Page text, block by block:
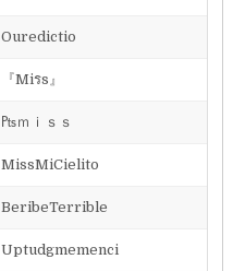
Ouredictio
『Miรs』
₧ｍｉｓｓ
MissMiCielito
BeribeTerrible
Uptudgmemenci